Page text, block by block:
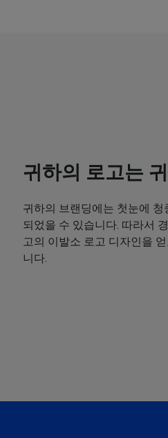
귀하의 로고는
귀하의 브랜딩에는 첫눈에
되었을 수 있습니다. 따라서
고의 이발소 로고 디자인을
니다.